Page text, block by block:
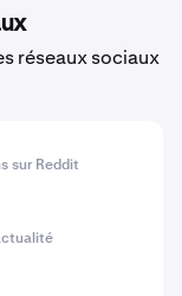
réseaux sociaux
sur Reddit